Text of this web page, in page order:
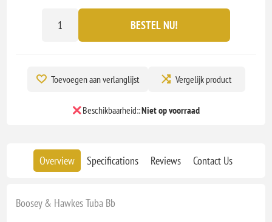
BESTEL NU!
Toevoegen aan verlanglijst Vergelijk product
Beschikbaarheid::Niet op voorraad
Overview Specifications Reviews Contact Us
Boosey & Hawkes Tuba Bb